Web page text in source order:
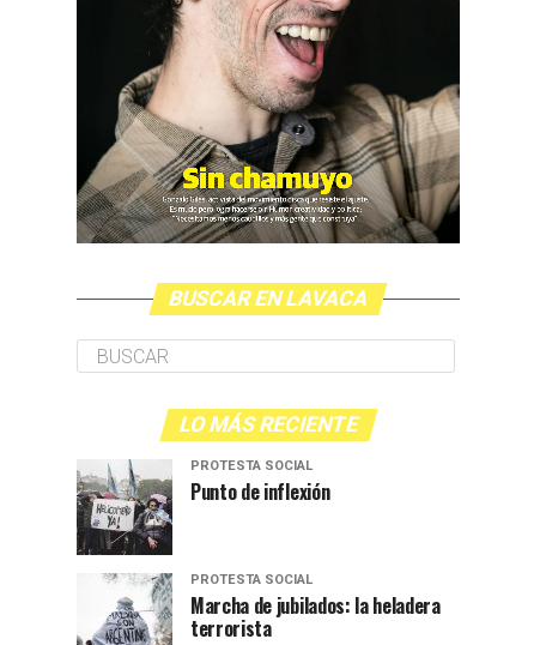
BUSCAR EN LAVACA
LO MÁS RECIENTE
PROTESTA SOCIAL
Punto de inflexión
PROTESTA SOCIAL
Marcha de jubilados: la heladera
terrorista